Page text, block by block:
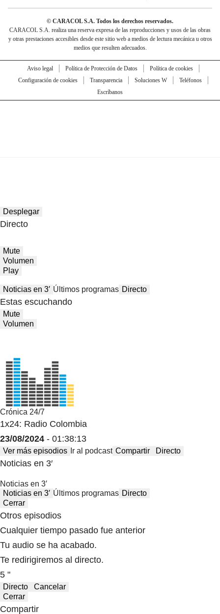
© CARACOL S.A. Todos los derechos reservados.
CARACOL S.A. realiza una reserva expresa de las reproducciones y usos de las obras
y otras prestaciones accesibles desde este sitio web a medios de lectura mecánica u otros
medios que resulten adecuados.
Aviso legal Política de Protección de Datos
Política de cookies
Configuración de cookies
Transparencia Soluciones W
Teléfonos
Escríbanos
Desplegar
Directo
Mute
Volumen
Play
Noticias en 3′ Últimos programas Directo
Estas escuchando
Mute
Volumen
Crónica 24/7
1x24: Radio Colombia
23/08/2024 - 01:38:13
Ver más episodios Ir al podcast Compartir Directo
Noticias en 3′
Noticias en 3′
Noticias en 3′ Últimos programas Directo
Cerrar
Otros episodios
Cualquier tiempo pasado fue anterior
Tu audio se ha acabado.
Te redirigiremos al directo.
5 "
Directo
Cancelar
Cerrar
Compartir